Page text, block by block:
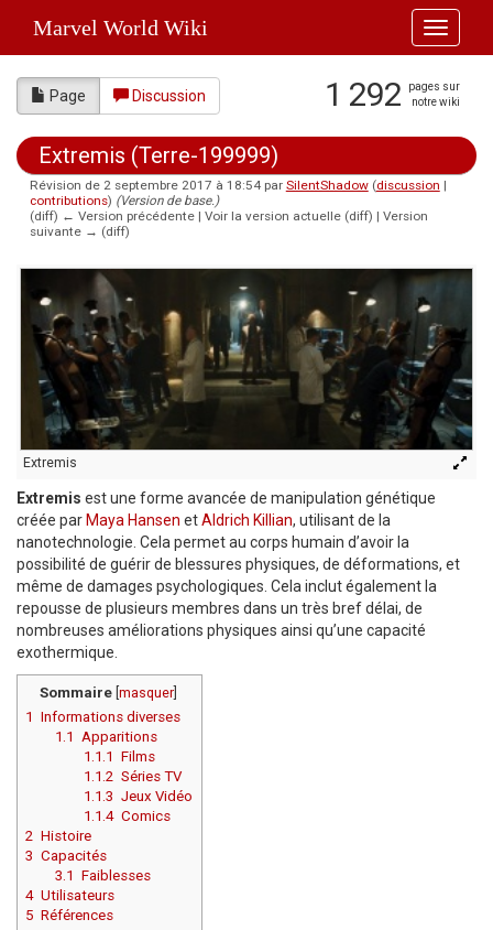
Toggle
Marvel World Wiki
Page Discussion 1 292
pages sur
notre wiki
Extremis (Terre-199999)
Révision de 2 septembre 2017 à 18:54 par SilentShadow (discussion |
contributions) (Version de base.)
(diff) ← Version précédente | Voir la version actuelle (diff) | Version
suivante → (diff)
Extremis
Extremis est une forme avancée de manipulation génétique
créée par Maya Hansen etAldrich Killian, utilisant de la
nanotechnologie. Cela permet au corps humain d’avoir la
possibilité de guérir de blessures physiques, de déformations, et
même de damages psychologiques. Cela inclut également la
repousse de plusieurs membres dans un très bref délai, de
nombreuses améliorations physiques ainsi qu’une capacité
exothermique.
Sommaire[ masquer]
1 Informations diverses
1.1 Apparitions
1.1.1
Films
1.1.2 Séries TV
1.1.3 Jeux Vidéo
1.1.4 Comics
2 Histoire
3 Capacités
3.1 Faiblesses
4 Utilisateurs
5 Références